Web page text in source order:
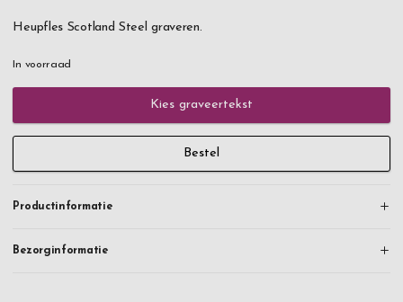
Heupfles Scotland Steel graveren.
In voorraad
Kies graveertekst
Bestel
Productinformatie
Bezorginformatie